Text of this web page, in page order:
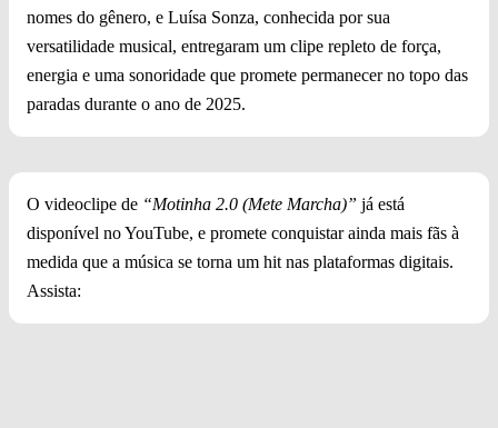
nomes do gênero, e Luísa Sonza, conhecida por sua
versatilidade musical, entregaram um clipe repleto de força,
energia e uma sonoridade que promete permanecer no topo das
paradas durante o ano de 2025.
O videoclipe de “Motinha 2.0 (Mete Marcha)” já está
disponível no YouTube, e promete conquistar ainda mais fãs à
medida que a música se torna um hit nas plataformas digitais.
Assista: